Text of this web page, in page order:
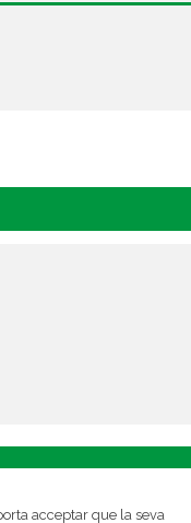
acceptar que la seva